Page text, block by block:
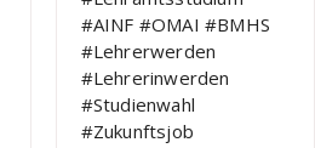
#AINF #OMAI #BMHS
#Lehrerwerden
#Lehrerinwerden
#Studienwahl
#Zukunftsjob